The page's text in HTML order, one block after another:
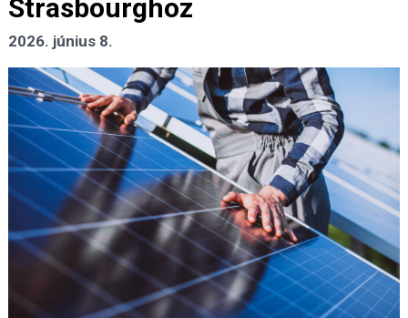
Strasbourghoz
2026. június 8.